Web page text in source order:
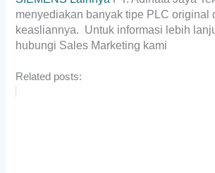
menyediakan banyak tipe PLC original
keasliannya. Untuk informasi lebih
hubungi Sales Marketing kami
Related posts: